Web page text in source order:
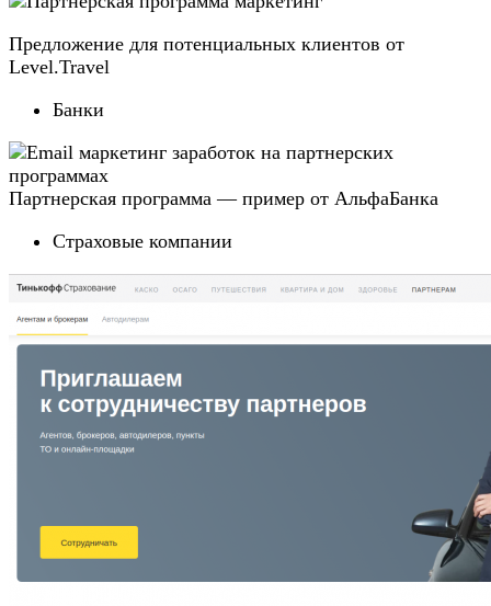
Предложение для потенциальных клиентов от
Level.Travel
Банки
Партнерская программа — пример от АльфаБанка
Страховые компании